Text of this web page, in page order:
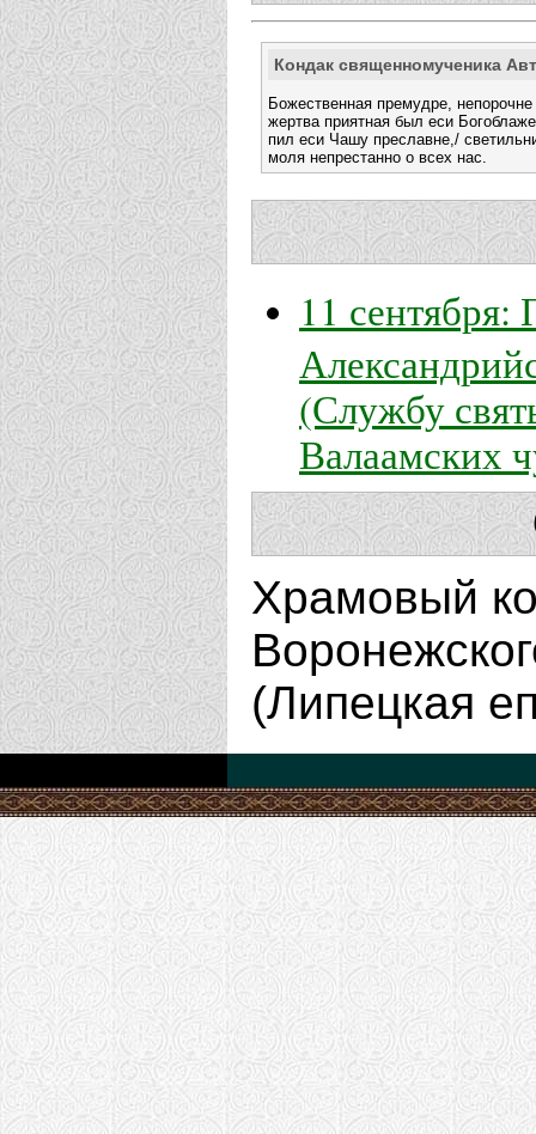
Кондак священномученика
Божественная премудре,
жертва приятная был еси
пил еси Чашу преславне,/
моля непрестанно о всех нас.
11
(Службу
Валаамских
Храмовый
(Липецкая